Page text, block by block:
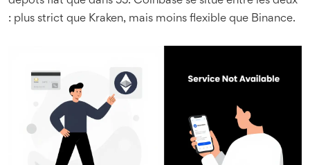
: plus strict que Kraken, mais moins flexible que Binance.